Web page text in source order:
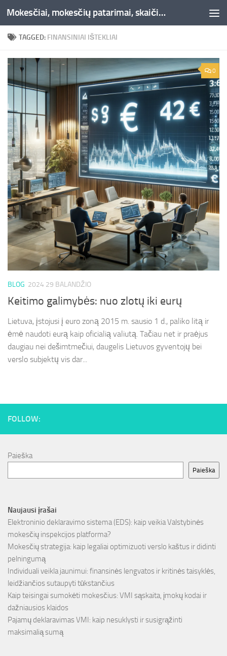
Skip to content Mokesčiai, mokesčių patarimai, skaičiuoklės, straipsniai -Liepaja.lt
TAGGED: FINANSINIAI IŠTEKLIAI
0
BLOG 2024 29 BALANDŽIO
Keitimo galimybės: nuo zlotų iki eurų
Lietuva, įstojusi į euro zoną 2015 m. sausio 1 d., paliko litą ir
ėmė naudoti eurą kaip oficialią valiutą. Tačiau net ir praėjus
daugiau nei dešimtmečiui, daugelis Lietuvos gyventojų bei
verslo subjektų vis dar...
FOLLOW:
Paieška
Paieška
Naujausi įrašai
Elektroninio deklaravimo sistema (EDS): kaip veikia Valstybinės
mokesčių inspekcijos platforma?
Mokesčių strategija: kaip legaliai optimizuoti verslo kaštus ir didinti
pelningumą
Individuali veikla jaunimui: finansinės lengvatos ir kritinės taisyklės,
leidžiančios sutaupyti tūkstančius
Kaip teisingai sumokėti mokesčius: VMI sąskaita, įmokų kodai ir
dažniausios klaidos
Pajamų deklaravimas VMI: kaip nesuklysti ir susigrąžinti
maksimalią sumą